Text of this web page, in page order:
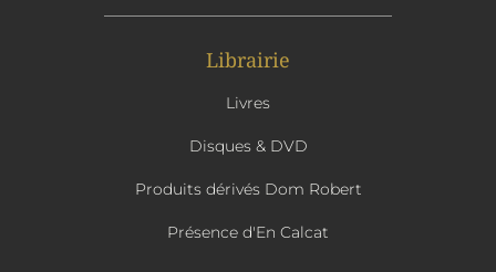
Librairie
Livres
Disques & DVD
Produits dérivés Dom Robert
Présence d'En Calcat